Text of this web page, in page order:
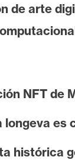
de arte
NFT de
longeva es
histórica